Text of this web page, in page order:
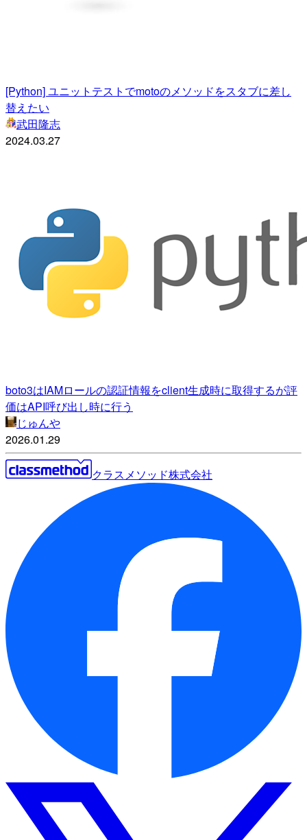
[Python] ユニットテストでmotoのメソッドをスタブに差し
替えたい
武田隆志
2024.03.27
boto3はIAMロールの認証情報をclient生成時に取得するが評
価はAPI呼び出し時に行う
じゅんや
2026.01.29
クラスメソッド株式会社